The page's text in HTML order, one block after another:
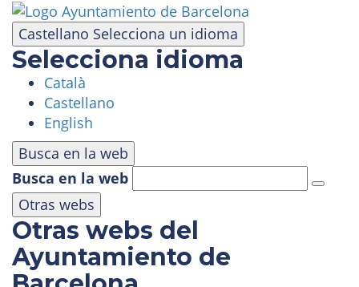
Castellano Selecciona un idioma
Selecciona idioma
Català
Castellano
English
Busca en la web
Busca en la web
Otras webs
Otras webs del
Ayuntamiento de
Pasar
contenido
principal
VISITA
PARQUE DE ATRACCIONES
ÁREA PANORÁMICA
MASÍA TIBIDABO